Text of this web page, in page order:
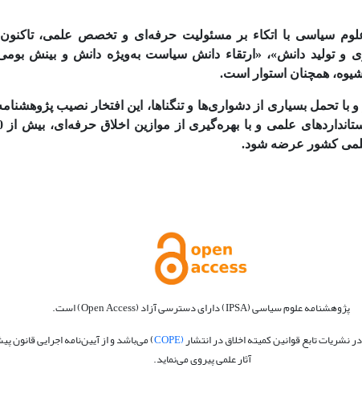
سیاسی با اتکاء بر مسئولیت حرفه‌ای و تخصص علمی،
و تولید دانش»، «ارتقاء دانش سیاست به‌ویژه دانش و بینش
شیوه، همچنان استوار است.
تحمل بسیاری از دشواری‌ها و تنگناها، این افتخار نصیب
علمی کشور عرضه شود.
پژوهشنامه علوم سیاسی (IPSA) دارای دسترسی آزاد (Open Access) است.
نشریات تابع قوانین کمیته اخلاق در انتشار(COPE
) می‌باشد و از آیین‌نامه اجرایی قانون
آثار علمی پیروی می‌نماید.